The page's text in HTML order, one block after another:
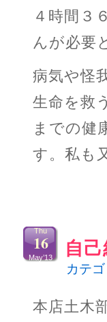
４時間３
んが必要
病気や怪
生命を救
までの健
す。私も
自
Thu
16
May’13
カテ
本店土木